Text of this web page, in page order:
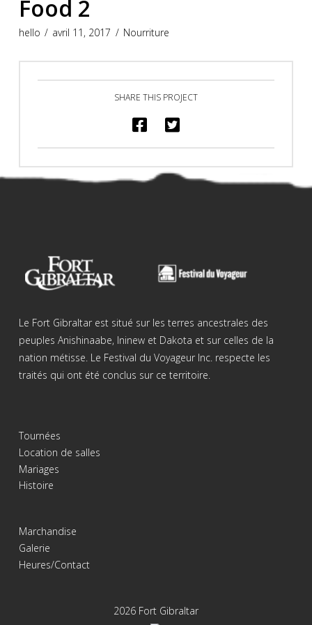
Food 2
hello avril 11, 2017 Nourriture
SHARE THIS PROJECT
Le Fort Gibraltar est situé sur les terres ancestrales des
peuples Anishinaabe, Ininew et Dakota et sur celles de la
nation métisse. Le Festival du Voyageur Inc. respecte les
traités qui ont été conclus sur ce territoire.
Tournées
Location de salles
Mariages
Histoire
Marchandise
Galerie
Heures/Contact
2026 Fort Gibraltar